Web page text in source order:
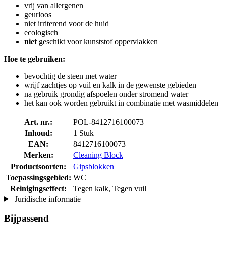
vrij van allergenen
geurloos
niet irriterend voor de huid
ecologisch
niet geschikt voor kunststof oppervlakken
Hoe te gebruiken:
bevochtig de steen met water
wrijf zachtjes op vuil en kalk in de gewenste gebieden
na gebruik grondig afspoelen onder stromend water
het kan ook worden gebruikt in combinatie met wasmiddelen
Art. nr.:
POL-8412716100073
Inhoud:
1 Stuk
EAN:
8412716100073
Merken:
Cleaning Block
Productsoorten:
Gipsblokken
Toepassingsgebied: WC
Reinigingseffect:
Tegen kalk, Tegen vuil
Juridische informatie
Bijpassend